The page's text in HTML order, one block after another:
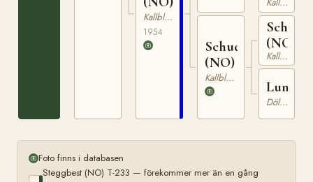
Kallblodig Travare
1954
Schudina
(NO)
Kallblodig Travare
T-
897
(NO)
Kallblodig Travare
Lunda
Dölehäst
Foto finns i databasen
Steggbest (NO) T-233 — förekommer mer än en gång